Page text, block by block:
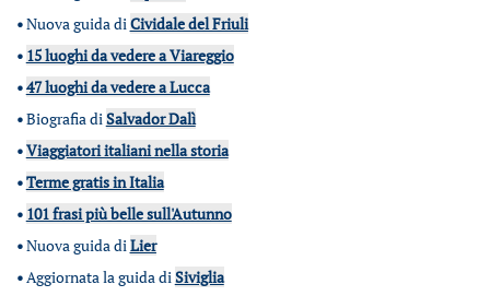
•Nuova guida diCividale del Friuli
• 15 luoghi da vedere a Viareggio
•47 luoghi da vedere a Lucca
•Biografia diSalvador Dalì
•Viaggiatori italiani nella storia
•Terme gratis in Italia
• 101 frasi più belle sull'Autunno
•Nuova guida diLier
•Aggiornata la guida diSiviglia